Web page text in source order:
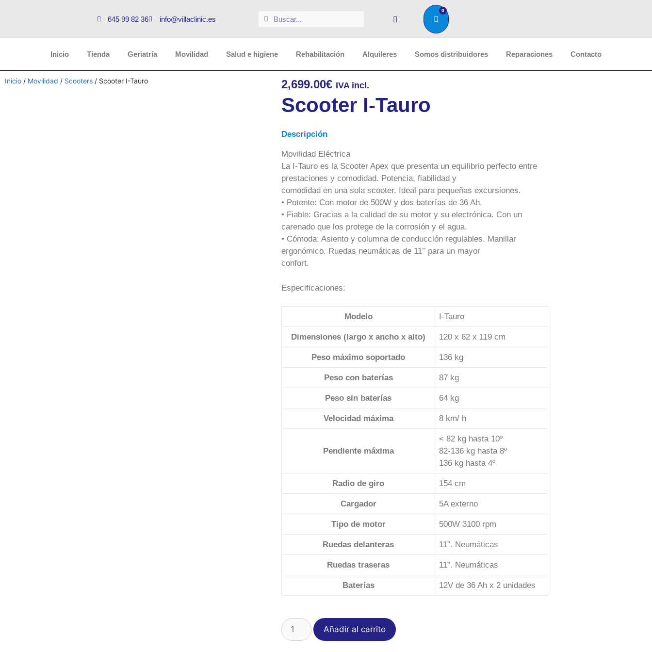
645 99 82 36 info@villaclinic.es
0
Inicio Tienda Geriatría Movilidad Salud e higiene Rehabilitación Alquileres Somos distribuidores Reparaciones Contacto
Inicio / Movilidad / Scooters / Scooter I-Tauro 2,699.00€ IVA incl.
Scooter I-Tauro
Descripción
Movilidad Eléctrica
La I-Tauro es la Scooter Apex que presenta un equilibrio perfecto entre
prestaciones y comodidad. Potencia, fiabilidad y
comodidad en una sola scooter. Ideal para pequeñas excursiones.
• Potente: Con motor de 500W y dos baterías de 36 Ah.
• Fiable: Gracias a la calidad de su motor y su electrónica. Con un
carenado que los protege de la corrosión y el agua.
• Cómoda: Asiento y columna de conducción regulables. Manillar
ergonómico. Ruedas neumáticas de 11’’ para un mayor
confort.
Especificaciones:
Modelo I-Tauro
Dimensiones (largo x ancho x alto) 120 x 62 x 119 cm
Peso máximo soportado 136 kg
Peso con baterías 87 kg
Peso sin baterías 64 kg
Velocidad máxima 8 km/ h
Pendiente máxima
< 82 kg hasta 10º
82-136 kg hasta 8º
136 kg hasta 4º
Radio de giro 154 cm
Cargador 5A externo
Tipo de motor 500W 3100 rpm
Ruedas delanteras 11”. Neumáticas
Ruedas traseras 11”. Neumáticas
Baterías 12V de 36 Ah x 2 unidades
Añadir al carrito